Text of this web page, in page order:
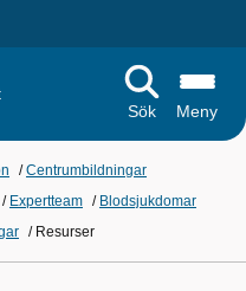
Sök
Meny
/Centrumbildningar
/ Expertteam / Blodsjukdomar
/ Resurser